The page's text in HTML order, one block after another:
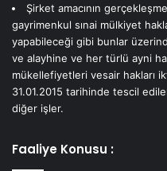
Şirket amacının
gayrimenkul sınai mülkiyet
yapabileceği gibi bunlar
ve alayhine ve her türlü ayni
mükellefiyetleri vesair hakları
31.01.2015 tarihinde tescil
diğer işler.
Faaliye Konusu :